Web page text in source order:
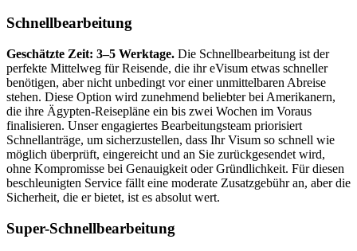
Schnellbearbeitung
Geschätzte Zeit: 3–5 Werktage. Die Schnellbearbeitung ist der
perfekte Mittelweg für Reisende, die ihr eVisum etwas schneller
benötigen, aber nicht unbedingt vor einer unmittelbaren Abreise
stehen. Diese Option wird zunehmend beliebter bei Amerikanern,
die ihre Ägypten-Reisepläne ein bis zwei Wochen im Voraus
finalisieren. Unser engagiertes Bearbeitungsteam priorisiert
Schnellanträge, um sicherzustellen, dass Ihr Visum so schnell wie
möglich überprüft, eingereicht und an Sie zurückgesendet wird,
ohne Kompromisse bei Genauigkeit oder Gründlichkeit. Für diesen
beschleunigten Service fällt eine moderate Zusatzgebühr an, aber die
Sicherheit, die er bietet, ist es absolut wert.
Super-Schnellbearbeitung